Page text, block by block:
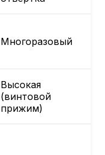
Многоразовый
Высокая
(винтовой
прижим)